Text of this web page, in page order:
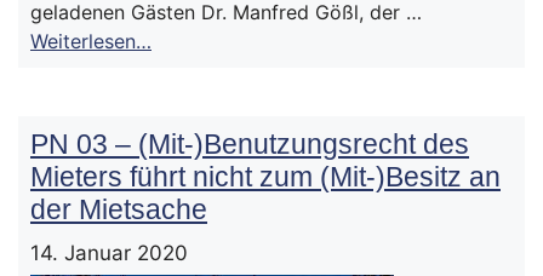
geladenen Gästen Dr. Manfred Gößl, der …
Weiterlesen…
PN 03 – (Mit-)Benutzungsrecht des
Mieters führt nicht zum (Mit-)Besitz an
der Mietsache
14. Januar 2020